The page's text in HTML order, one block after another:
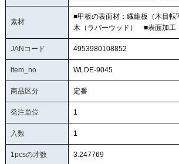
素材
■甲板の表面材：繊維板（木目
木（ラバーウッド） ■表面加工
JANコード 4953980108852
item_no WLDE-9045
商品区分 定番
発注単位 1
入数 1
1pcsの才数 3.247769